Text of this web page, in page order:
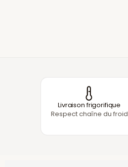
Livraison frigorifique
Respect chaîne du froid